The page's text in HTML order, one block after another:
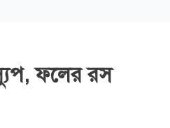
ফলের রস